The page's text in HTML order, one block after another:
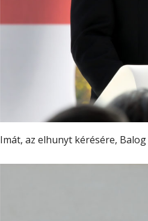
Imát, az elhunyt kérésére,